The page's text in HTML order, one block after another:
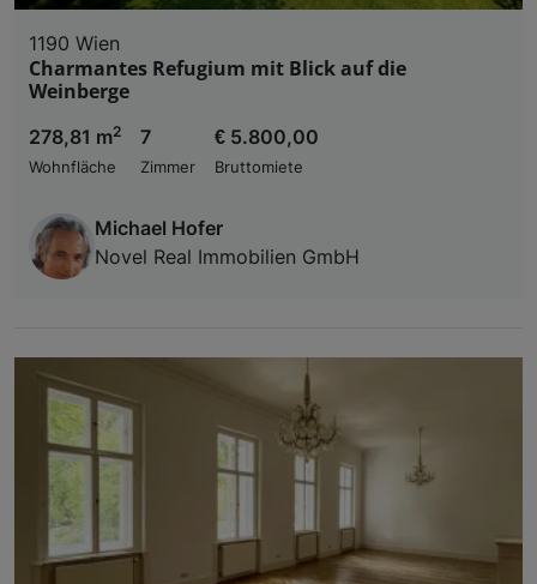
1190 Wien
Charmantes Refugium mit Blick auf die
Weinberge
278,81 m2
Wohnfläche
7
Zimmer
€ 5.800,00
Bruttomiete
Michael Hofer
Novel Real Immobilien GmbH